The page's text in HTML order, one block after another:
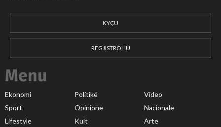
KYÇU
REGJISTROHU
Menu
Ekonomi Politikë
Video
Sport
Opinione
Nacionale
Lifestyle
Kult Arte